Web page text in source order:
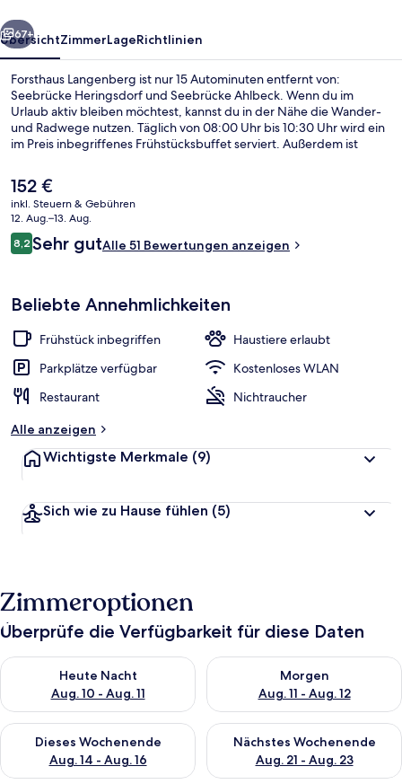
Weiter
67+
ÜbersichtZimmerLageRichtlinien
Forsthaus Langenberg ist nur 15 Autominuten entfernt von:
Seebrücke Heringsdorf und Seebrücke Ahlbeck. Wenn du im
Urlaub aktiv bleiben möchtest, kannst du in der Nähe die Wander-
und Radwege nutzen. Täglich von 08:00 Uhr bis 10:30 Uhr wird ein
im Preis inbegriffenes Frühstücksbuffet serviert. Außerdem ist
Der
aktuelle
Preis
beträgt
152 €.
152 €
inkl. Steuern & Gebühren
12. Aug.–13. Aug.
Bewertungen
8,28,2 von 10.
Sehr gutAlle 51 Bewertungen anzeigen
Beliebte Annehmlichkeiten
Frühstück inbegriffen
Haustiere erlaubt
Parkplätze verfügbar
Kostenloses WLAN
Restaurant
Nichtraucher
Alle anzeigen
Wichtigste Merkmale (9)
Sich wie zu Hause fühlen (5)
Zimmeroptionen
Überprüfe die Verfügbarkeit für diese Daten
Heute Nacht
Aug. 10 - Aug. 11
Überprüfe die Verfügbarkeit für heute Nacht, Aug. 10 - Aug.
Morgen
Aug. 11 - Aug. 12
Überprüfe die Verfügbarkeit
Dieses Wochenende
Aug. 14 - Aug. 16
Überprüfe die Verfügbarkeit für dieses Wochenende, Aug. 14
Nächstes Wochenende
Aug. 21 - Aug. 23
Überprüfe die Verfügbarkeit